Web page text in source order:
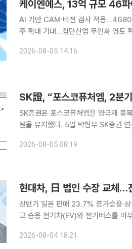
케이엔에스, 13억 규모 46
AI 기반 CAM·비전 검사 적용…4680
주 확대 기대…첨단산업 무인화 영토 확장 첨단산업 무인 자동화 전문기업 케이엔에스가
행진을 이어갔다. 인공지능(AI) 기술
2026-08-05 14:16
SK證, “포스코퓨처엠, 2분
SK증권은 포스코퓨처엠을 양극재 종
원을 유지했다. 5일 박형우 SK증권 연구원은 포스코퓨처엠이 얼티엄향 양극재 출하 부재 등 악재
의 비중국 공급망(밸류체인) 구축 경
2026-08-05 08:19
현대차, 日 법인 수장 교체…
상반기 일본 판매 23.7% 증가승용·상용 전동화 통합 전략 현
고 승용 전기차(EV)와 전기버스를 아
계에 따르면 현대차 일본 법인 현대모
2026-08-04 18:21